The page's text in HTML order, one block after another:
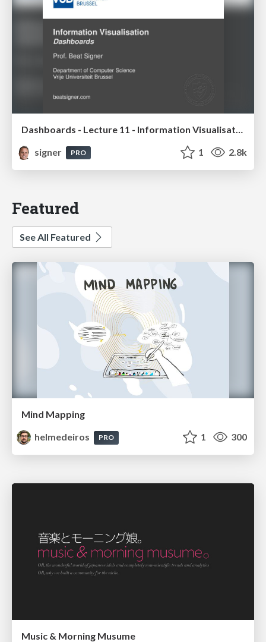
Dashboards - Lecture 11 - Information Visualisation (4019538FNR)
signer
PRO 1 2.8k
Featured
See All Featured
Mind Mapping
helmedeiros
PRO 1 300
Music & Morning Musume